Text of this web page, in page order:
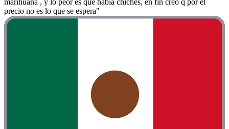
precio no es lo que se espera"